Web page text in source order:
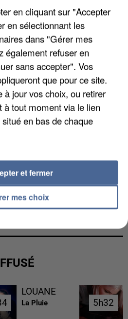
CANICULES, LES REFUGES
SONT...
SUPPOSÉS DE LA DZ
ALGÉRIE
LOUANE
La Pluie 5h32
5h32
en cliquant sur "Accepter
en sélectionnant les
dans "Gérer mes
également refuser en
sans accepter". Vos
que pour ce site.
à jour vos choix, ou retirer
à tout moment via le lien
en bas de chaque
mes choix
et fermer